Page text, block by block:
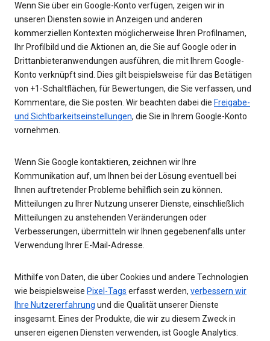
Wenn Sie über ein Google-Konto verfügen, zeigen wir in
unseren Diensten sowie in Anzeigen und anderen
kommerziellen Kontexten möglicherweise Ihren Profilnamen,
Ihr Profilbild und die Aktionen an, die Sie auf Google oder in
Drittanbieteranwendungen ausführen, die mit Ihrem Google-
Konto verknüpft sind. Dies gilt beispielsweise für das Betätigen
von +1-Schaltflächen, für Bewertungen, die Sie verfassen, und
Kommentare, die Sie posten. Wir beachten dabei die Freigabe-
und Sichtbarkeitseinstellungen, die Sie in Ihrem Google-Konto
vornehmen.
Wenn Sie Google kontaktieren, zeichnen wir Ihre
Kommunikation auf, um Ihnen bei der Lösung eventuell bei
Ihnen auftretender Probleme behilflich sein zu können.
Mitteilungen zu Ihrer Nutzung unserer Dienste, einschließlich
Mitteilungen zu anstehenden Veränderungen oder
Verbesserungen, übermitteln wir Ihnen gegebenenfalls unter
Verwendung Ihrer E-Mail-Adresse.
Mithilfe von Daten, die über Cookies und andere Technologien
wie beispielsweise Pixel-Tags erfasst werden, verbessern wir
Ihre Nutzererfahrung und die Qualität unserer Dienste
insgesamt. Eines der Produkte, die wir zu diesem Zweck in
unseren eigenen Diensten verwenden, ist Google Analytics.